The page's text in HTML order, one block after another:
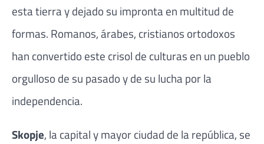
esta tierra y dejado su impronta en multitud de
formas. Romanos, árabes, cristianos ortodoxos
han convertido este crisol de culturas en un pueblo
orgulloso de su pasado y de su lucha por la
independencia.
Skopje, la capital y mayor ciudad de la república, se